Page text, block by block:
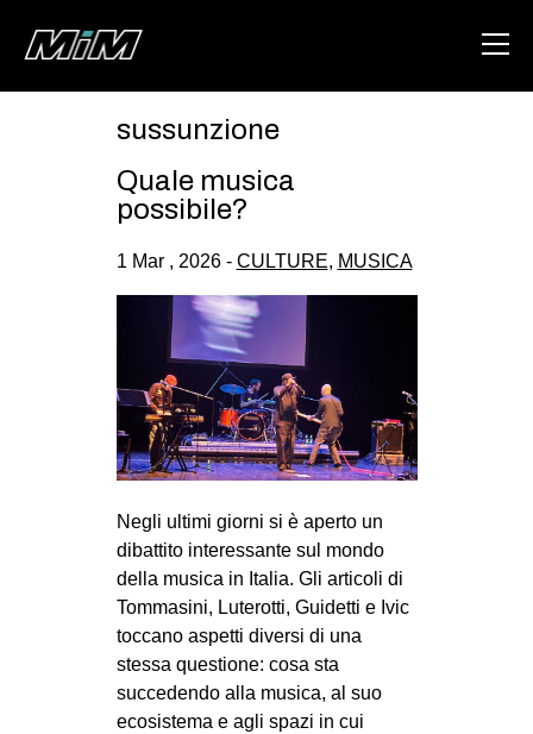
ABOUT
AREA
DEGENERAZIONE
GAZA FREESTYLE
CSOA LAMBRETTA
MSM
STUDENTI TSUNAMI
MILANO
MOBILITAZIONI
SPAZI
SPORT POPOLARE
MOVIMENTI
sussunzione
Quale musica
possibile?
1 Mar , 2026 - CULTURE, MUSICA
Negli ultimi giorni si è aperto un
dibattito interessante sul mondo
della musica in Italia. Gli articoli di
Tommasini, Luterotti, Guidetti e Ivic
toccano aspetti diversi di una
stessa questione: cosa sta
succedendo alla musica, al suo
ecosistema e agli spazi in cui